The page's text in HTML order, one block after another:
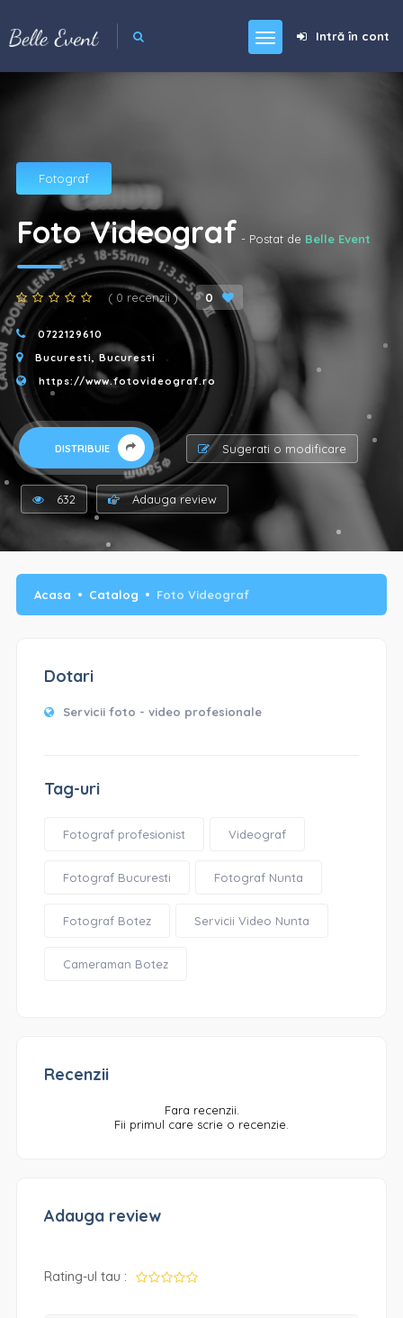
Intră în cont
Fotograf
Foto Videograf - Postat de Belle Event
( 0 recenzii ) 0
0722129610
Bucuresti, Bucuresti
https://www.fotovideograf.ro
632 Adauga review
Sugerati o modificare
DISTRIBUIE
Acasa Catalog Foto Videograf
Dotari
Servicii foto - video profesionale
Tag-uri
Fotograf profesionist Videograf
Fotograf Bucuresti Fotograf Nunta
Fotograf Botez Servicii Video Nunta
Cameraman Botez
Recenzii
Fara recenzii.
Fii primul care scrie o recenzie.
Adauga review
Rating-ul tau :